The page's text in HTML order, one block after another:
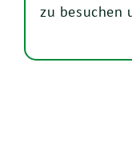
zu besuchen